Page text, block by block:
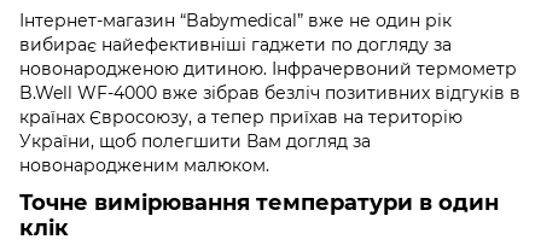
Інтернет-магазин “Babymedical” вже не один рік
вибирає найефективніші гаджети по догляду за
новонародженою дитиною. Інфрачервоний термометр
B.Well WF-4000 вже зібрав безліч позитивних відгуків в
країнах Євросоюзу, а тепер приїхав на територію
України, щоб полегшити Вам догляд за
новонародженим малюком.
Точне вимірювання температури в один
клік